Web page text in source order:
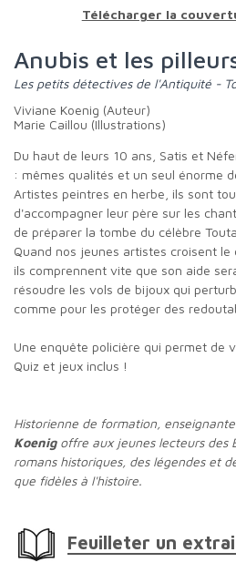
Télécharger la
Anubis et les
Les petits détectives de l'Antiquité -
Viviane Koenig (Auteur)
Marie Caillou (Illustrations)
Du haut de leurs 10 ans, Satis et Néfer sont de vrais jumeaux
: mêmes qualités et un seul énorme
Artistes peintres en herbe, ils sont
d'accompagner leur père sur les
de préparer la tombe du célèbre
Quand nos jeunes artistes croisent le dieu Anubis en personne,
ils comprennent vite que son aide
résoudre les vols de bijoux qui
comme pour les protéger des
Une enquête policière qui permet de
Quiz et jeux inclus !
Historienne de formation,
Koenigoffre aux jeunes lecteurs des
romans historiques, des légendes et
que fidèles à l'histoire.
Feuilleter un